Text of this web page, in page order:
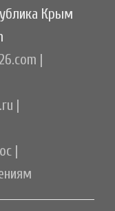
Крым
|
|
|